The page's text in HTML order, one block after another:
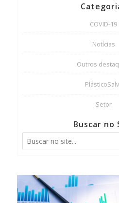
COVID-19
Notícias
Outros
Setor
Buscar no